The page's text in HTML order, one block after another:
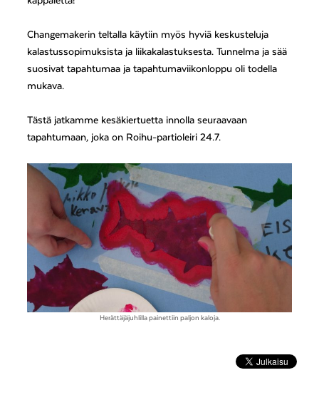
Changemakerin teltalla käytiin myös hyviä keskusteluja
kalastussopimuksista ja liikakalastuksesta. Tunnelma ja sää
suosivat tapahtumaa ja tapahtumaviikonloppu oli todella
mukava.
Tästä jatkamme kesäkiertuetta innolla seuraavaan
tapahtumaan, joka on Roihu-partioleiri 24.7.
Herättäjäjuhlilla painettiin paljon kaloja.